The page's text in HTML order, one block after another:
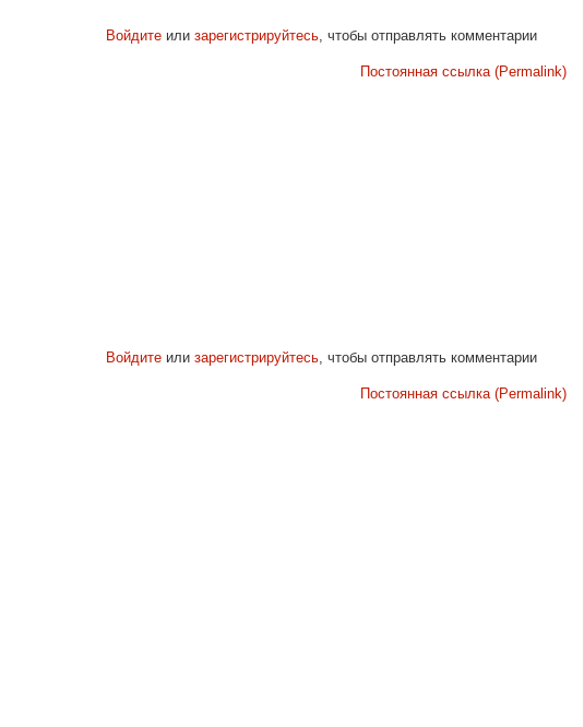
Войдитеили зарегистрируйтесь, чтобы отправлять комментарии
Постоянная ссылка (Permalink)
Войдитеили зарегистрируйтесь, чтобы отправлять комментарии
Постоянная ссылка (Permalink)